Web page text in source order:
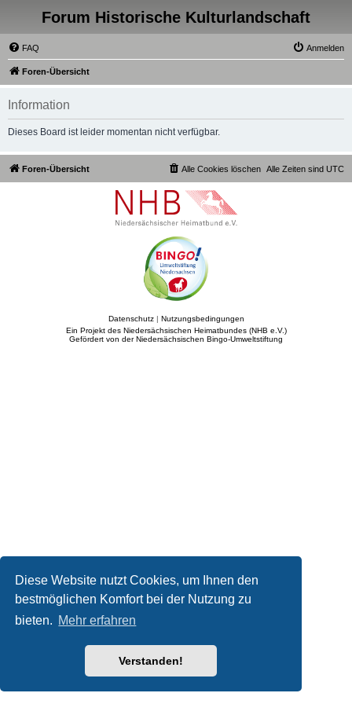
Diese Website nutzt Cookies, um Ihnen den
bestmöglichen Komfort bei der Nutzung zu
bieten. Mehr erfahren
Verstanden!
Forum Historische Kulturlandschaft
FAQ Anmelden
Foren-Übersicht
Information
Dieses Board ist leider momentan nicht verfügbar.
Foren-Übersicht Alle Zeiten sind UTC
Alle Cookies löschen
Datenschutz| Nutzungsbedingungen
Ein Projekt des Niedersächsischen Heimatbundes (NHB e.V.)
Gefördert von der Niedersächsischen Bingo-Umweltstiftung